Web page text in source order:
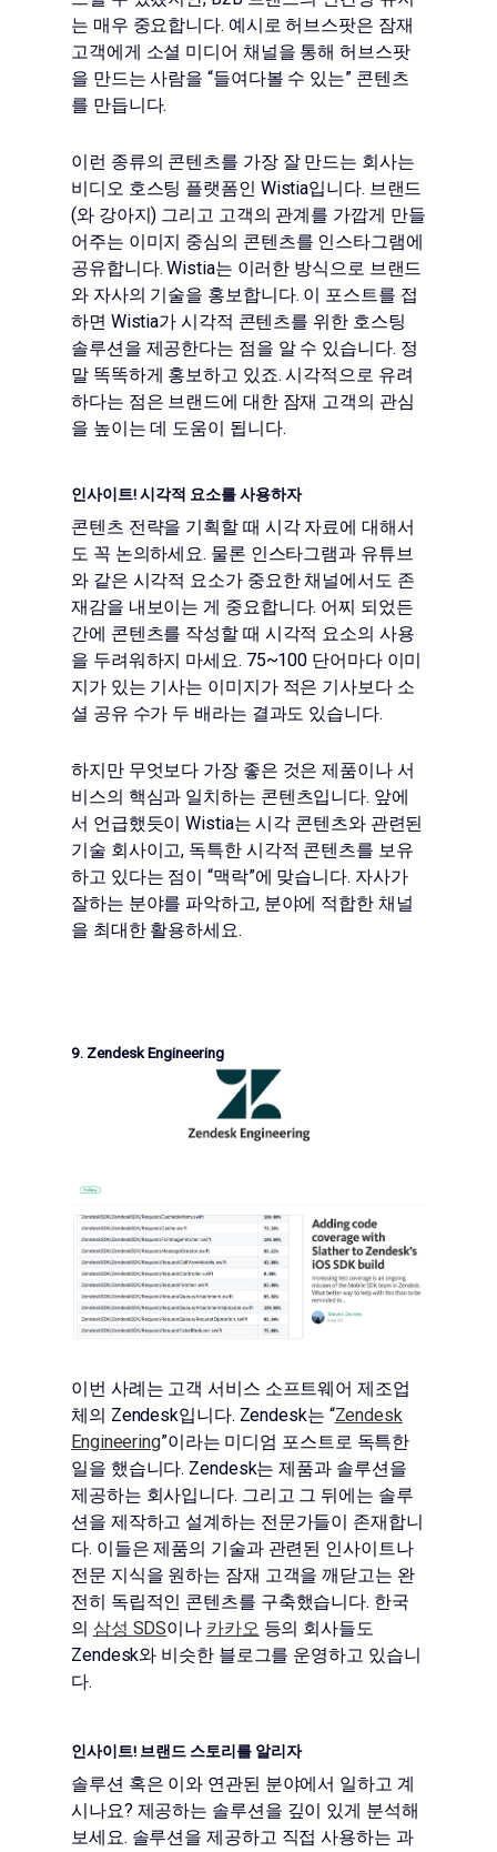
는 매우 중요합니다. 예시로 허브스팟은 잠재
고객에게 소셜 미디어 채널을 통해 허브스팟
을 만드는 사람을 “들여다볼 수 있는” 콘텐츠
를 만듭니다.
이런 종류의 콘텐츠를 가장 잘 만드는 회사는
비디오 호스팅 플랫폼인 Wistia입니다. 브랜드
(와 강아지) 그리고 고객의 관계를 가깝게 만들
어주는 이미지 중심의 콘텐츠를 인스타그램에
공유합니다. Wistia는 이러한 방식으로 브랜드
와 자사의 기술을 홍보합니다. 이 포스트를 접
하면 Wistia가 시각적 콘텐츠를 위한 호스팅
솔루션을 제공한다는 점을 알 수 있습니다. 정
말 똑똑하게 홍보하고 있죠. 시각적으로 유려
하다는 점은 브랜드에 대한 잠재 고객의 관심
을 높이는 데 도움이 됩니다.
인사이트! 시각적 요소를 사용하자
콘텐츠 전략을 기획할 때 시각 자료에 대해서
도 꼭 논의하세요. 물론 인스타그램과 유튜브
와 같은 시각적 요소가 중요한 채널에서도 존
재감을 내보이는 게 중요합니다. 어찌 되었든
간에 콘텐츠를 작성할 때 시각적 요소의 사용
을 두려워하지 마세요. 75~100 단어마다 이미
지가 있는 기사는 이미지가 적은 기사보다 소
셜 공유 수가 두 배라는 결과도 있습니다.
하지만 무엇보다 가장 좋은 것은 제품이나 서
비스의 핵심과 일치하는 콘텐츠입니다. 앞에
서 언급했듯이 Wistia는 시각 콘텐츠와 관련된
기술 회사이고, 독특한 시각적 콘텐츠를 보유
하고 있다는 점이 “맥락”에 맞습니다. 자사가
잘하는 분야를 파악하고, 분야에 적합한 채널
을 최대한 활용하세요.
9. Zendesk Engineering
이번 사례는 고객 서비스 소프트웨어 제조업
체의 Zendesk입니다. Zendesk는 “Zendesk
Engineering”이라는 미디엄 포스트로 독특한
일을 했습니다. Zendesk는 제품과 솔루션을
제공하는 회사입니다. 그리고 그 뒤에는 솔루
션을 제작하고 설계하는 전문가들이 존재합니
다. 이들은 제품의 기술과 관련된 인사이트나
전문 지식을 원하는 잠재 고객을 깨닫고는 완
전히 독립적인 콘텐츠를 구축했습니다. 한국
의 삼성 SDS이나 카카오 등의 회사들도
Zendesk와 비슷한 블로그를 운영하고 있습니
다.
인사이트! 브랜드 스토리를 알리자
솔루션 혹은 이와 연관된 분야에서 일하고 계
시나요? 제공하는 솔루션을 깊이 있게 분석해
보세요. 솔루션을 제공하고 직접 사용하는 과